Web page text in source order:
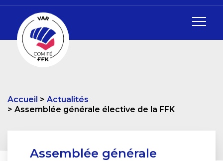
Accueil
Actualités
Assemblée générale élective de la FFK
Assemblée générale